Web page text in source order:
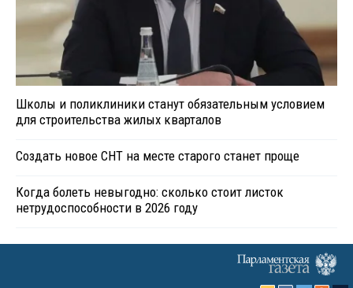
Школы и поликлиники станут обязательным условием
для строительства жилых кварталов
Создать новое СНТ на месте старого станет проще
Когда болеть невыгодно: сколько стоит листок
нетрудоспособности в 2026 году